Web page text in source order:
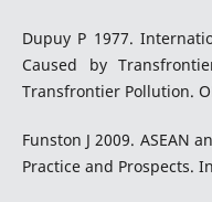
Dupuy P 1977.
Caused by
Transfrontier Pollution.
Funston J 2009. ASEAN
Practice and Prospects.